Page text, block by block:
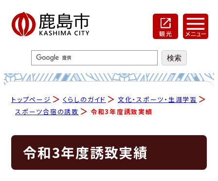
トップページ くらしのガイド
文化・スポーツ・生涯学習
スポーツ合宿の誘致
令和3年度誘致実績
令和3年度誘致実績